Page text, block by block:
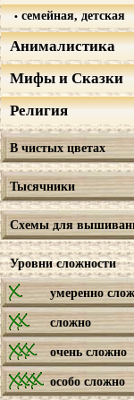
семейная, детская
Анималистика
Мифы и Сказки
Религия
В чистых цветах
Тысячники
Схемы для
Уровни сложности
умеренно
сложно
очень сложно
особо сложно